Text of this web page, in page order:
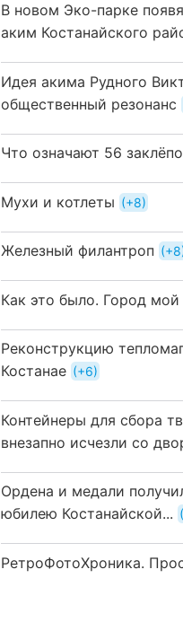
В новом Эко-парке
аким Костанайского
Идея акима Рудного
общественный резонанс
Что означают 56
Мухи и котлеты +8
Железный филантроп +8
Как это было. Город
Реконструкцию
Костанае
+6
Контейнеры для сбора
внезапно исчезли со
Ордена и медали
юбилею Костанайской...
РетроФотоХроника.